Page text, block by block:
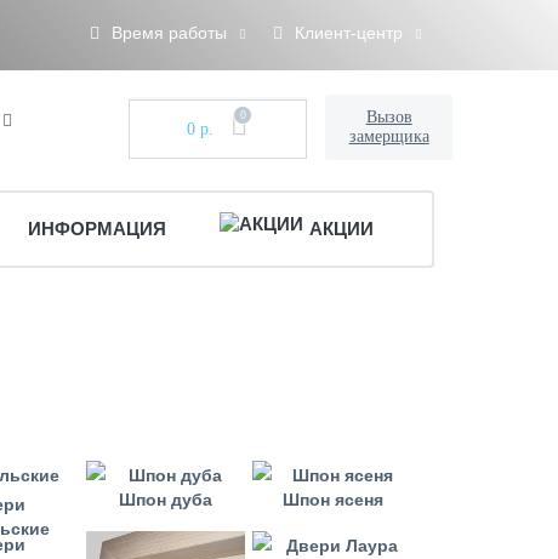
Время работы Клиент-центр
0 р.
0
Вызов
замерщика
ИНФОРМАЦИЯ АКЦИИ
Шпон дуба Шпон ясеня